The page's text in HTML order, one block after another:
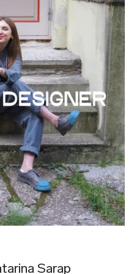
Sarap